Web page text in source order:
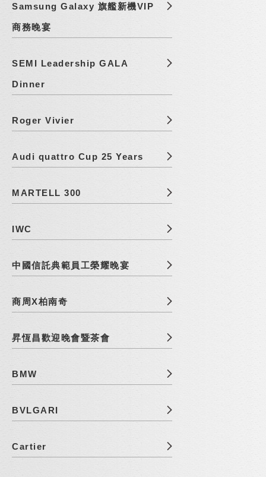
Samsung Galaxy 旗艦新機VIP
商務晚宴
SEMI Leadership GALA
Dinner
Roger Vivier
Audi quattro Cup 25 Years
MARTELL 300
IWC
中國信託典範員工榮耀晚宴
商周X柏南奇
昇恆昌歡迎晚會暨茶會
BMW
BVLGARI
Cartier